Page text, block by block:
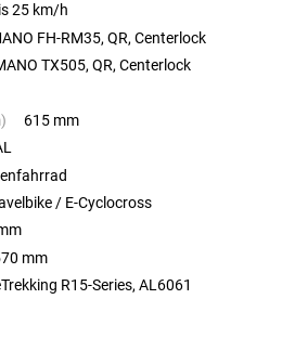
25 km/h
FH-RM35, QR, Centerlock
TX505, QR, Centerlock
615 mm
/ E-Cyclocross
mm
R15-Series, AL6061